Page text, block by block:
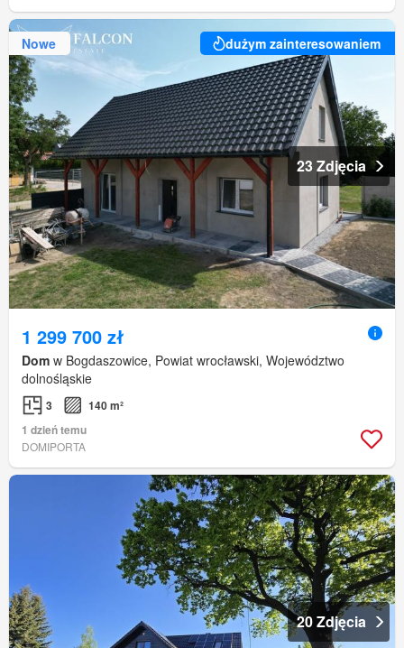
Nowe dużym zainteresowaniem
23 Zdjęcia
1 299 700 zł
Dom w Bogdaszowice, Powiat wrocławski, Województwo
dolnośląskie
3
140 m²
1 dzień temu
DOMIPORTA
20 Zdjęcia